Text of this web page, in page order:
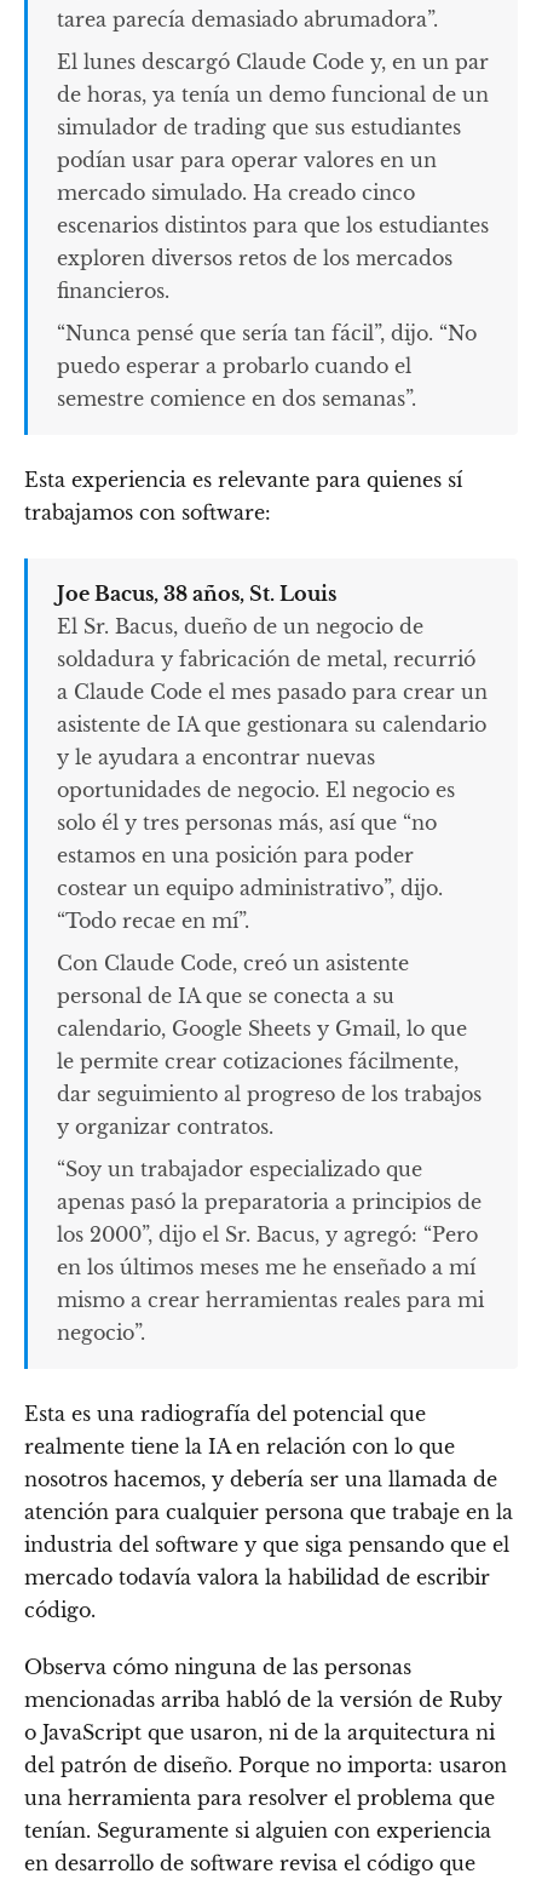
tarea parecía demasiado abrumadora”.
El lunes descargó Claude Code y, en un par
de horas, ya tenía un demo funcional de un
simulador de trading que sus estudiantes
podían usar para operar valores en un
mercado simulado. Ha creado cinco
escenarios distintos para que los estudiantes
exploren diversos retos de los mercados
financieros.
“Nunca pensé que sería tan fácil”, dijo. “No
puedo esperar a probarlo cuando el
semestre comience en dos semanas”.
Esta experiencia es relevante para quienes sí
trabajamos con software:
Joe Bacus, 38 años, St. Louis
El Sr. Bacus, dueño de un negocio de
soldadura y fabricación de metal, recurrió
a Claude Code el mes pasado para crear un
asistente de IA que gestionara su calendario
y le ayudara a encontrar nuevas
oportunidades de negocio. El negocio es
solo él y tres personas más, así que “no
estamos en una posición para poder
costear un equipo administrativo”, dijo.
“Todo recae en mí”.
Con Claude Code, creó un asistente
personal de IA que se conecta a su
calendario, Google Sheets y Gmail, lo que
le permite crear cotizaciones fácilmente,
dar seguimiento al progreso de los trabajos
y organizar contratos.
“Soy un trabajador especializado que
apenas pasó la preparatoria a principios de
los 2000”, dijo el Sr. Bacus, y agregó: “Pero
en los últimos meses me he enseñado a mí
mismo a crear herramientas reales para mi
negocio”.
Esta es una radiografía del potencial que
realmente tiene la IA en relación con lo que
nosotros hacemos, y debería ser una llamada de
atención para cualquier persona que trabaje en la
industria del software y que siga pensando que el
mercado todavía valora la habilidad de escribir
código.
Observa cómo ninguna de las personas
mencionadas arriba habló de la versión de Ruby
o JavaScript que usaron, ni de la arquitectura ni
del patrón de diseño. Porque no importa: usaron
una herramienta para resolver el problema que
tenían. Seguramente si alguien con experiencia
en desarrollo de software revisa el código que